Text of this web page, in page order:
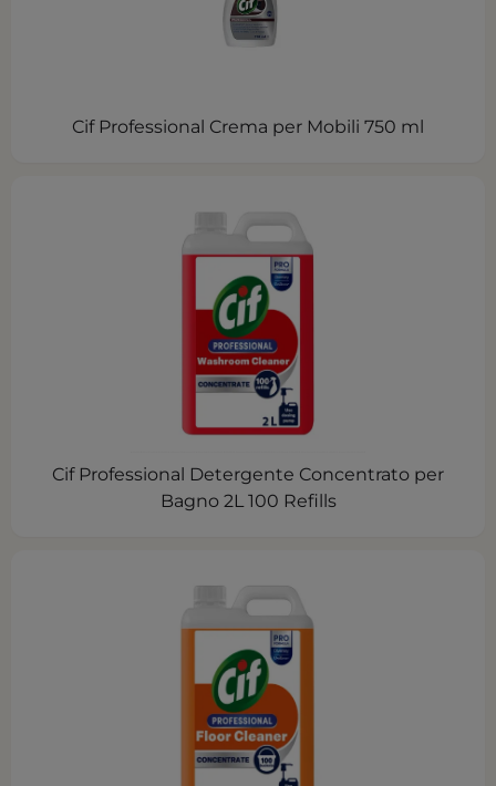
Cif Professional Crema per Mobili 750 ml
Cif Professional Detergente Concentrato per
Bagno 2L 100 Refills